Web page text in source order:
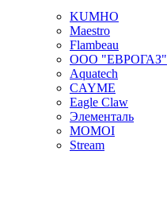
KUMHO
Maestro
Flambeau
ООО "ЕВРОГАЗ"
Aquatech
CAYME
Eagle Claw
Элементаль
MOMOI
Stream